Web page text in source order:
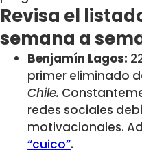
Revisa el
semana a
Benjamín Lagos:
primer eliminado
Chile.
redes sociales
motivacionales.
“cuico”.